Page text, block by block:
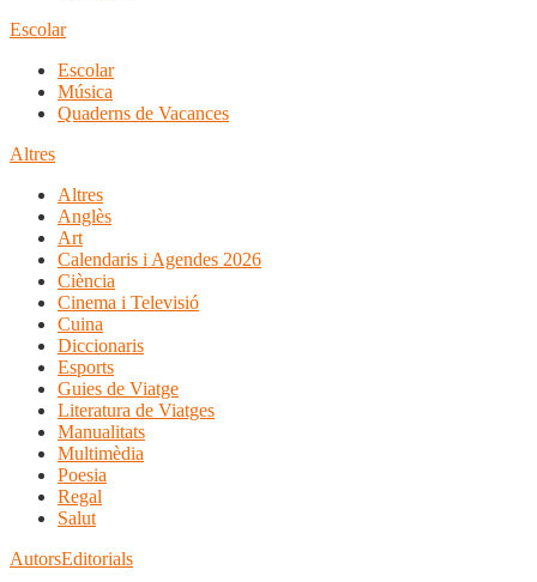
Escolar
Escolar
Música
Quaderns de Vacances
Altres
Altres
Anglès
Art
Calendaris i Agendes 2026
Ciència
Cinema i Televisió
Cuina
Diccionaris
Esports
Guies de Viatge
Literatura de Viatges
Manualitats
Multimèdia
Poesia
Regal
Salut
AutorsEditorials